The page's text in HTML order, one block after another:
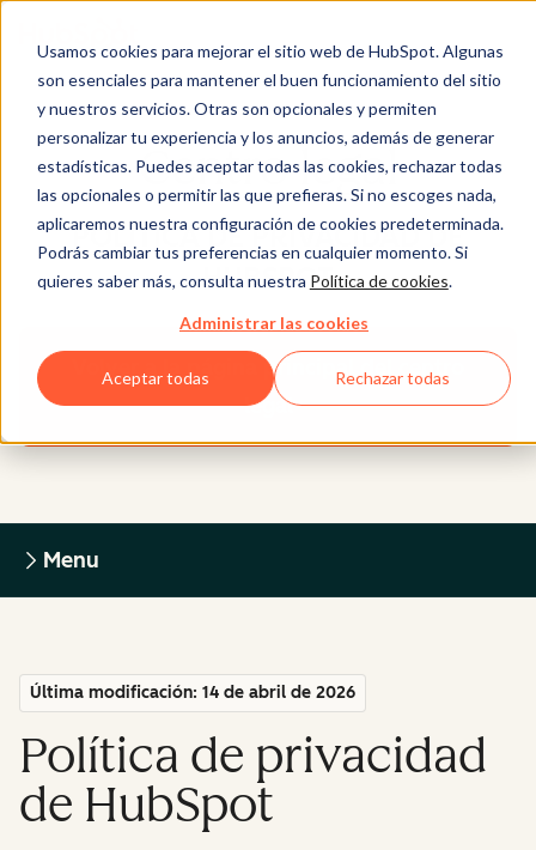
Usamos cookies para mejorar el sitio web de HubSpot. Algunas
son esenciales para mantener el buen funcionamiento del sitio
y nuestros servicios. Otras son opcionales y permiten
personalizar tu experiencia y los anuncios, además de generar
estadísticas. Puedes aceptar todas las cookies, rechazar todas
las opcionales o permitir las que prefieras. Si no escoges nada,
aplicaremos nuestra configuración de cookies predeterminada.
Podrás cambiar tus preferencias en cualquier momento. Si
quieres saber más, consulta nuestra Política de cookies.
Administrar las cookies
Aceptar todas Rechazar todas
Centro legal
POLÍTICA DE PRIVACIDAD DE
HUBSPOT
Volver a la página principal del centro
legal
Menu
Última modificación: 14 de abril de 2026
Política de privacidad
de HubSpot